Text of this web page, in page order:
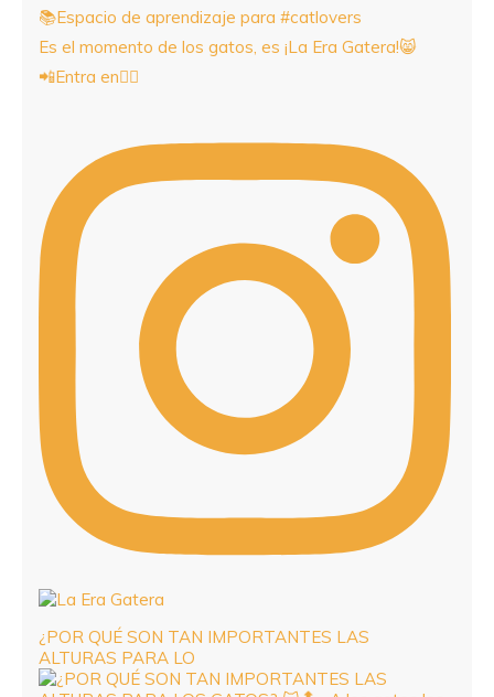
📚Espacio de aprendizaje para #catlovers
Es el momento de los gatos, es ¡La Era Gatera!😸
📲Entra en👇🏼
¿POR QUÉ SON TAN IMPORTANTES LAS
ALTURAS PARA LO